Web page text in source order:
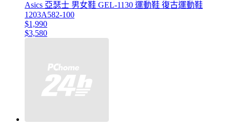
Asics 亞瑟士 男女鞋 GEL-1130 運動鞋 復古運動鞋
1203A582-100
$1,990
$3,580